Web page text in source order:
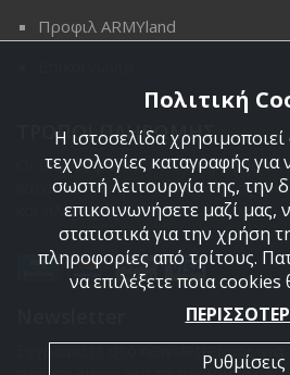
Προφιλ ARMYland
ΤΡΟΠΟΙ ΠΛΗΡΩΜΗΣ
Οι διαθέσιμοι τρόποι πληρωμής
κατάθεση σε τραπεζικό μας
και πληρωμή με PayPal.
Εγγραφείτε στο newsletter μας
Πολιτική
Η ιστοσελίδα
τεχνολογίες καταγραφής για
σωστή λειτουργία της, την
επικοινωνήσετε μαζί μας,
στατιστικά για την χρήση
πληροφορίες από τρίτους.
να επιλέξετε ποια cookies
Ρυθμίσεις